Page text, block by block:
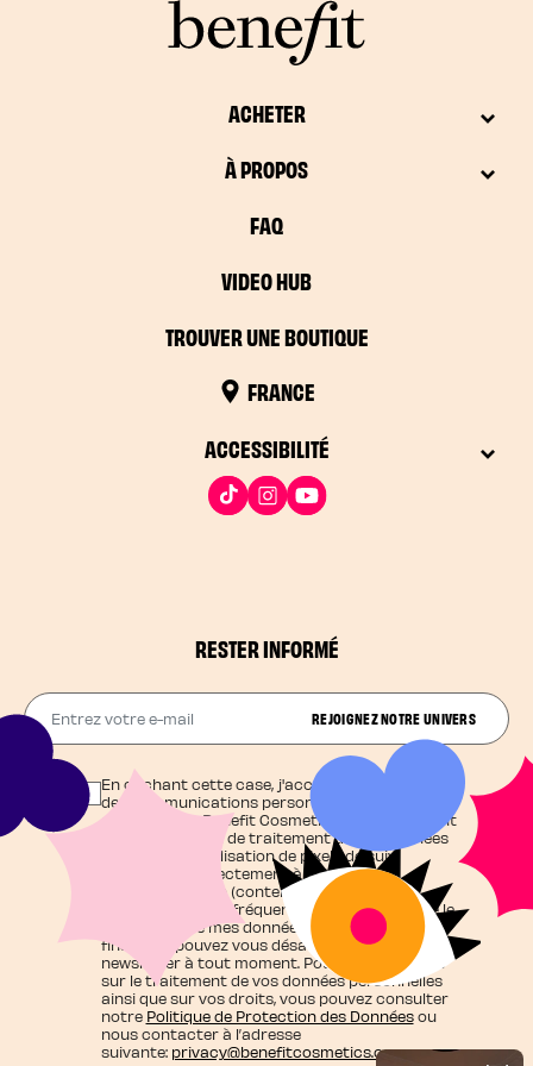
allant jusqu'à 8 heures, les laissant douces,
lisses et confortables. Finis les lèvres desséchées ! Le
te garantit un
Une teinte framboise gourmande pour un
brillant et hydratant. Quel que soit ton choix, le
ACHETER
À PROPOS
FAQ
VIDEO HUB
TROUVER UNE BOUTIQUE
FRANCE
ACCESSIBILITÉ
RESTER INFORMÉ
Entrez votre e-mail REJOIGNEZ NOTRE UNIVERS
En cochant cette case, j'accepte de recevoir
des communications personnalisées et
exclusives de Benefit Cosmetics qui agit en tant
que responsable de traitement de vos données
et j'autorise l'utilisation de pixels de suivi
contribuant directement à cette
personnalisation (contenu adapté à mes
centres d'intérêt, fréquence d'envoi), ainsi que le
traitement de mes données personnelles à ces
fins. Vous pouvez vous désabonner de la
newsletter à tout moment. Pour en savoir plus
sur le traitement de vos données personnelles
ainsi que sur vos droits, vous pouvez consulter
notre Politique de Protection des Donnéesou
nous contacter à l’adresse
suivante: privacy@benefitcosmetics.com